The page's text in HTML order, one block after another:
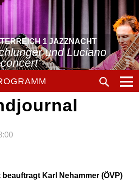
1 JAZZNACHT
und Luciano
Karl Nehammer (ÖVP)